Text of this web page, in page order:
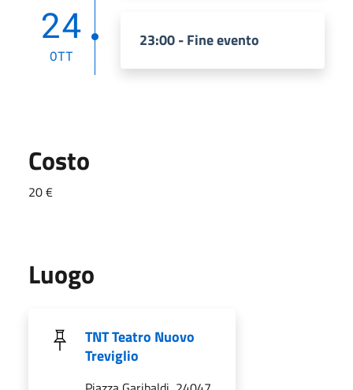
24
OTT
23:00 - Fine evento
Costo
20 €
Luogo
TNT Teatro Nuovo
Treviglio